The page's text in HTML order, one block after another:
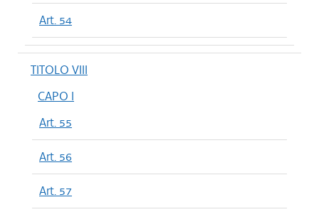
Art. 54
TITOLO VIII
CAPO I
Art. 55
Art. 56
Art. 57